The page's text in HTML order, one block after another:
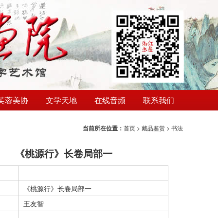
蓉美协 文学天地 在线音频 联系我们
当前所在位置： 首页 > 藏品鉴赏 > 书法
《桃源行》长卷局部一
《桃源行》长卷局部一
王友智